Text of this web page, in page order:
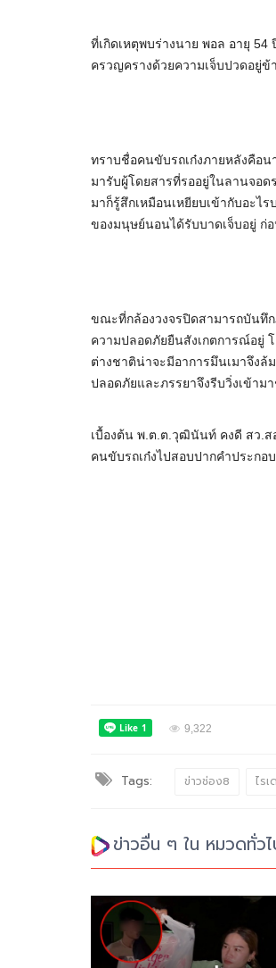
ที่เกิดเหตุพบร่างนาย พอล อายุ
ครวญครางด้วยความเจ็บปวดอยู่ข้
ทราบชื่อคนขับรถเก๋งภายหลังคือน
มารับผู้โดยสารที่รออยู่ในลานจอด
มาก็รู้สึกเหมือนเหยียบเข้ากับอะไร
ของมนุษย์นอนได้รับบาดเจ็บอยู่ ก่
ขณะที่กล้องวงจรปิดสามารถบันทึ
ความปลอดภัยยืนสังเกตการณ์อยู่
ต่างชาติน่าจะมีอาการมึนเมาจึงล้
ปลอดภัยและภรรยาจึงรีบวิ่งเข้าม
เบื้องต้น พ.ต.ต.วุฒินันท์ คงดี สว.ส
คนขับรถเก๋งไปสอบปากคำประก
9,322
Tags: ข่าวช่อง8 ไร
ข่าวอื่น ๆ ใน หมวดทั่ว